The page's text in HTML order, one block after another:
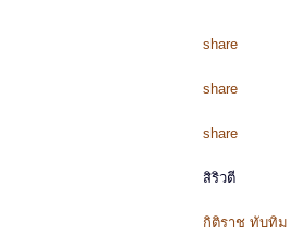
share
share
share
สิริวตี
กิติราช ทับทิม